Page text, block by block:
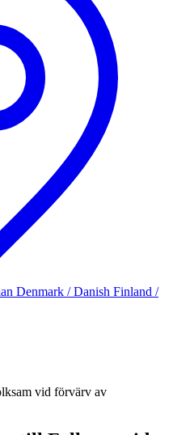
Denmark / Danish Finland /
vid förvärv av